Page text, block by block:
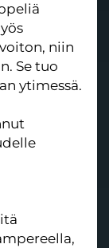
niin
Se tuo
ytimessä.